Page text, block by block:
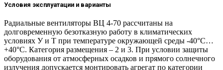
Условия эксплуатации и варианты
Радиальные вентиляторы ВЦ 4-70 рассчитаны на
долговременную безотказную работу в климатических
условиях У и Т при температуре окружающей среды -40°C…
+40°C. Категория размещения – 2 и 3. При условии защиты
оборудования от атмосферных осадков и прямого солнечного
излучения допускается монтировать агрегат по категории